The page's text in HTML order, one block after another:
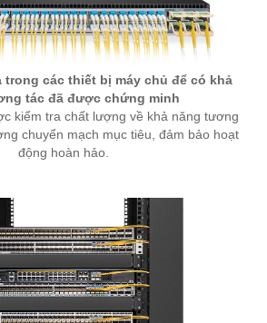
các thiết bị máy chủ để có khả
tác đã được chứng minh
kiểm tra chất lượng về khả năng tương
chuyển mạch mục tiêu, đảm bảo hoạt
động hoàn hảo.